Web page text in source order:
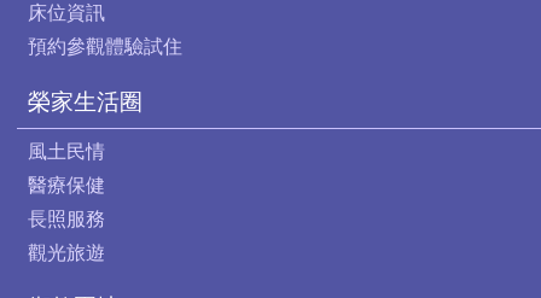
床位資訊
預約參觀體驗試住
榮家生活圈
風土民情
醫療保健
長照服務
觀光旅遊